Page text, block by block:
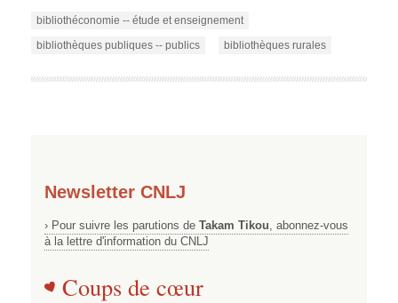
bibliothéconomie -- étude et enseignement
bibliothèques publiques -- publics
bibliothèques rurales
Newsletter CNLJ
› Pour suivre les parutions de Takam Tikou , abonnez-vous
à la lettre d'information du CNLJ
Coups de cœur